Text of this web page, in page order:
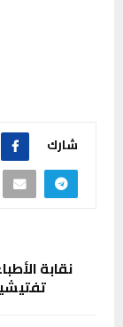
شارك
نقابة